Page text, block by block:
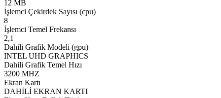
12 MB
İşlemci Çekirdek Sayısı (cpu)
8
İşlemci Temel Frekansı
2,1
Dahili Grafik Modeli (gpu)
INTEL UHD GRAPHICS
Dahili Grafik Temel Hızı
3200 MHZ
Ekran Kartı
DAHİLİ EKRAN KARTI